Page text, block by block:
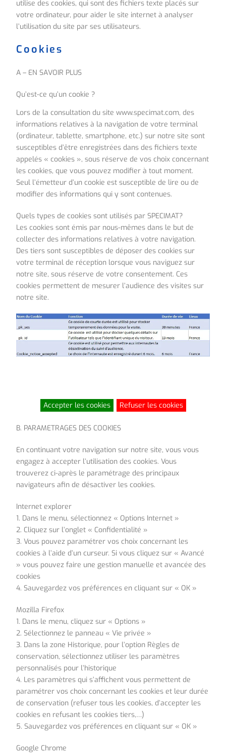
utilise des cookies, qui sont des fichiers texte placés sur
votre ordinateur, pour aider le site internet à analyser
l’utilisation du site par ses utilisateurs.
Cookies
A – EN SAVOIR PLUS
Qu’est-ce qu’un cookie ?
Lors de la consultation du site www.specimat.com, des
informations relatives à la navigation de votre terminal
(ordinateur, tablette, smartphone, etc.) sur notre site sont
susceptibles d’être enregistrées dans des fichiers texte
appelés « cookies », sous réserve de vos choix concernant
les cookies, que vous pouvez modifier à tout moment.
Seul l’émetteur d’un cookie est susceptible de lire ou de
modifier des informations qui y sont contenues.
Quels types de cookies sont utilisés par SPECIMAT?
Les cookies sont émis par nous-mêmes dans le but de
collecter des informations relatives à votre navigation.
Des tiers sont susceptibles de déposer des cookies sur
votre terminal de réception lorsque vous naviguez sur
notre site, sous réserve de votre consentement. Ces
cookies permettent de mesurer l’audience des visites sur
notre site.
Accepter les cookies Refuser les cookies
B. PARAMETRAGES DES COOKIES
En continuant votre navigation sur notre site, vous vous
engagez à accepter l’utilisation des cookies. Vous
trouverez ci-après le paramétrage des principaux
navigateurs afin de désactiver les cookies.
Internet explorer
1. Dans le menu, sélectionnez « Options Internet »
2. Cliquez sur l’onglet « Confidentialité »
3. Vous pouvez paramétrer vos choix concernant les
cookies à l’aide d’un curseur. Si vous cliquez sur « Avancé
» vous pouvez faire une gestion manuelle et avancée des
cookies
4. Sauvegardez vos préférences en cliquant sur « OK »
Mozilla Firefox
1. Dans le menu, cliquez sur « Options »
2. Sélectionnez le panneau « Vie privée »
3. Dans la zone Historique, pour l’option Règles de
conservation, sélectionnez utiliser les paramètres
personnalisés pour l’historique
4. Les paramètres qui s’affichent vous permettent de
paramétrer vos choix concernant les cookies et leur durée
de conservation (refuser tous les cookies, d’accepter les
cookies en refusant les cookies tiers,…)
5. Sauvegardez vos préférences en cliquant sur « OK »
Google Chrome